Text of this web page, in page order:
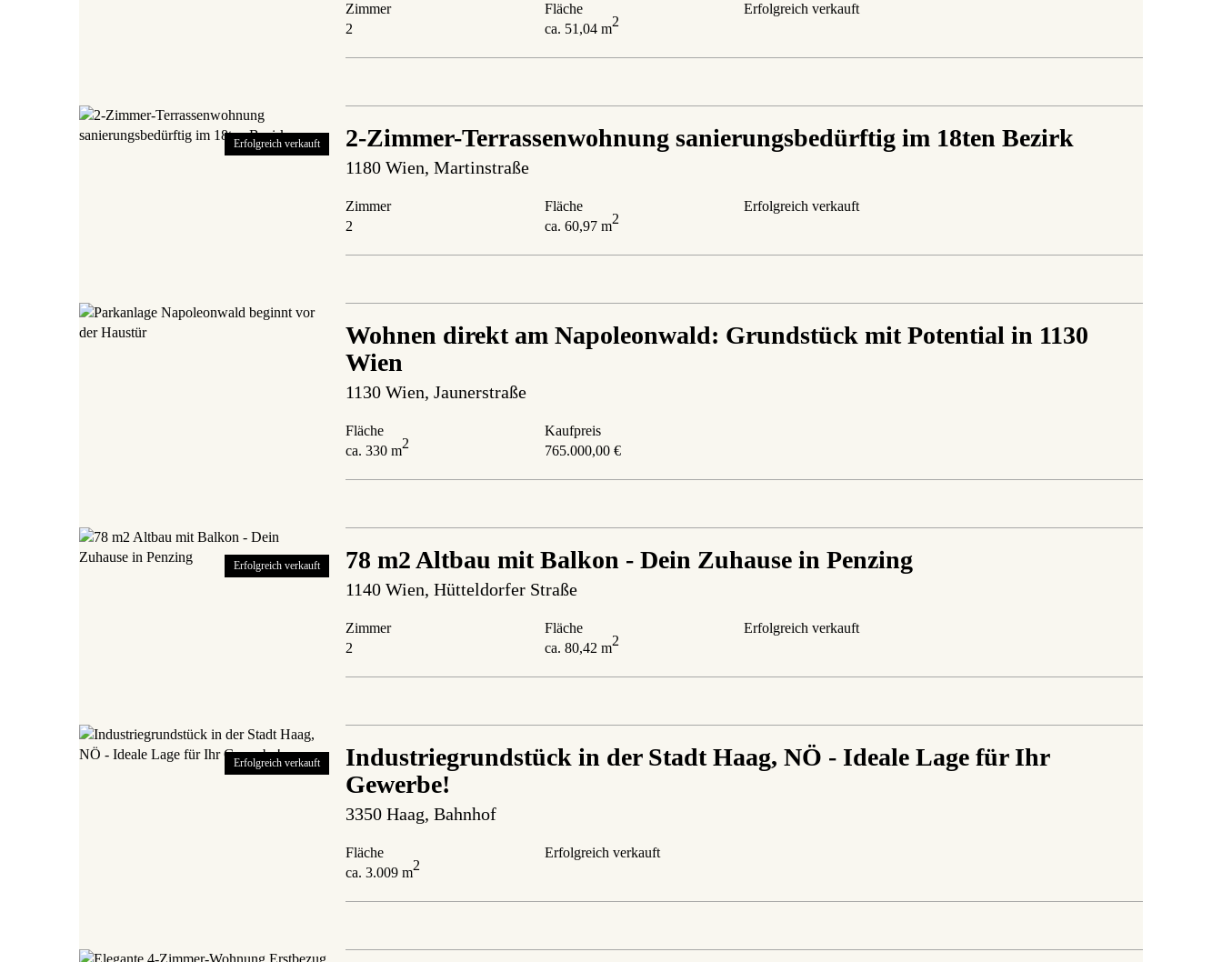
Zimmer
2
Fläche
ca. 51,04 m2
Erfolgreich verkauft
Erfolgreich verkauft 2-Zimmer-Terrassenwohnung sanierungsbedürftig im 18ten Bezirk
1180 Wien, Martinstraße
Zimmer
2
Fläche
ca. 60,97 m2
Erfolgreich verkauft
Wohnen direkt am Napoleonwald: Grundstück mit Potential in 1130
Wien
1130 Wien, Jaunerstraße
Fläche
ca. 330 m2
Kaufpreis
765.000,00 €
Erfolgreich verkauft 78 m2 Altbau mit Balkon - Dein Zuhause in Penzing
1140 Wien, Hütteldorfer Straße
Zimmer
2
Fläche
ca. 80,42 m2
Erfolgreich verkauft
Erfolgreich verkauft
Industriegrundstück in der Stadt Haag, NÖ - Ideale Lage für Ihr
Gewerbe!
3350 Haag, Bahnhof
Fläche
ca. 3.009 m2
Erfolgreich verkauft